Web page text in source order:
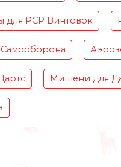
для PCP Винтовок
Самооборона
Мишени для